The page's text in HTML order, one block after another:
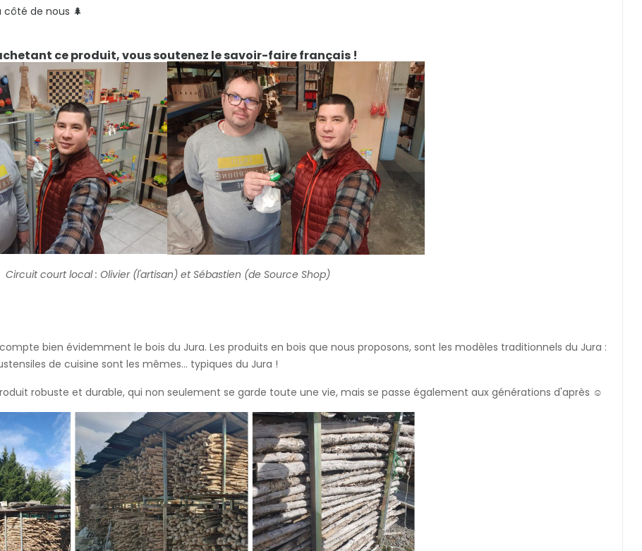
de nous 🌲
ce produit, vous soutenez le savoir-faire français !
Circuit court local : Olivier (l'artisan) et Sébastien (de Source Shop)
bien évidemment le bois du Jura. Les produits en bois que nous proposons, sont les modèles traditionnels du Jura :
de cuisine sont les mêmes... typiques du Jura !
robuste et durable, qui non seulement se garde toute une vie, mais se passe également aux générations d'après ☺️